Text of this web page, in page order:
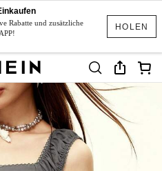
HOLEN
Rabatte und zusätzliche